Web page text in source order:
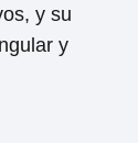
y su
y